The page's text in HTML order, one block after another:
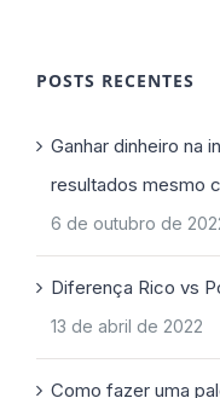
POSTS RECENTES
Ganhar dinheiro na
resultados mesmo
6 de outubro de
Diferença Rico vs
13 de abril de 2022
Como fazer uma